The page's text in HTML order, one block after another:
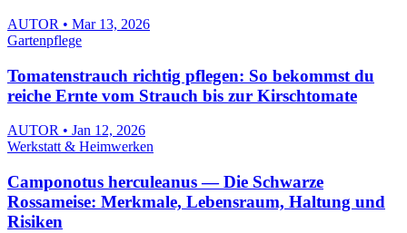
AUTOR • Mar 13, 2026
Gartenpflege
Tomatenstrauch richtig pflegen: So bekommst du
reiche Ernte vom Strauch bis zur Kirschtomate
AUTOR • Jan 12, 2026
Werkstatt & Heimwerken
Camponotus herculeanus — Die Schwarze
Rossameise: Merkmale, Lebensraum, Haltung und
Risiken